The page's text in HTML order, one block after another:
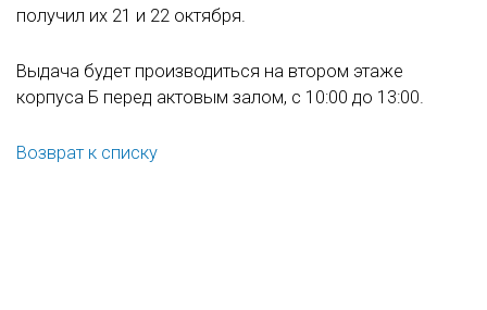
получил их 21 и 22 октября.
Выдача будет производиться на втором этаже
корпуса Б перед актовым залом, с 10:00 до 13:00.
Возврат к списку